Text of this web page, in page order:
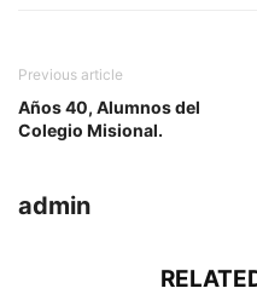
Previous article
Años 40, Alumnos del
Colegio Misional.
admin